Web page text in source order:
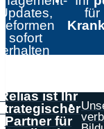
sofort
erhalten
für
ist Ihr
Partner für